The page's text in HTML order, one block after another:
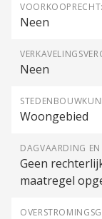
VOORKOOPRECHT:
Neen
Neen
Woongebied
DAGVAARDING EN
Geen
maatregel